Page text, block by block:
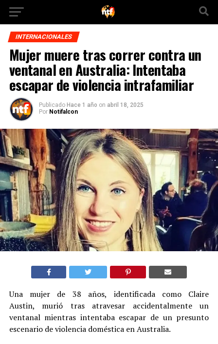
INTERNACIONALES
Mujer muere tras correr contra un
ventanal en Australia: Intentaba
escapar de violencia intrafamiliar
Publicado Hace 1 año on abril 18, 2025
Por Notifalcon
Una mujer de 38 años, identificada como Claire
Austin, murió tras atravesar accidentalmente un
ventanal mientras intentaba escapar de un presunto
escenario de violencia doméstica en Australia.